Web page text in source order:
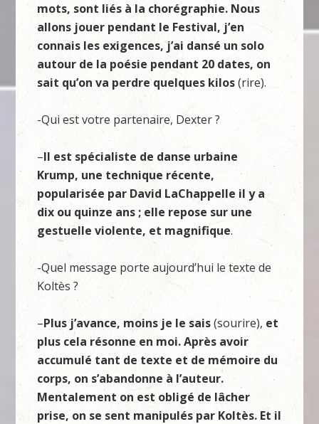
mots, sont liés à la chorégraphie. Nous
allons jouer pendant le Festival, j’en
connais les exigences, j’ai dansé un solo
autour de la poésie pendant 20 dates, on
sait qu’on va perdre quelques kilos(rire).
-Qui est votre partenaire, Dexter ?
–Il est spécialiste de danse urbaine
Krump, une technique récente,
popularisée par David LaChappelle il y a
dix ou quinze ans ; elle repose sur une
gestuelle violente, et magnifique.
-Quel message porte aujourd’hui le texte de
Koltès ?
–Plus j’avance, moins je le sais(sourire), et
plus cela résonne en moi. Après avoir
accumulé tant de texte et de mémoire du
corps, on s’abandonne à l’auteur.
Mentalement on est obligé de lâcher
prise, on se sent manipulés par Koltès. Et il